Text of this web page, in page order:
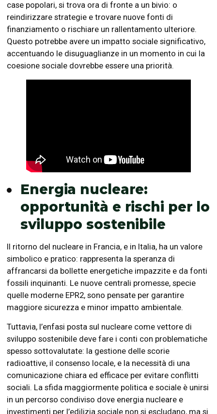
case popolari, si trova ora di fronte a un bivio: o
reindirizzare strategie e trovare nuove fonti di
finanziamento o rischiare un rallentamento ulteriore.
Questo potrebbe avere un impatto sociale significativo,
accentuando le disuguaglianze in un momento in cui la
coesione sociale dovrebbe essere una priorità.
Energia nucleare:
opportunità e rischi per lo
sviluppo sostenibile
Il ritorno del nucleare in Francia, e in Italia, ha un valore
simbolico e pratico: rappresenta la speranza di
affrancarsi da bollette energetiche impazzite e da fonti
fossili inquinanti. Le nuove centrali promesse, specie
quelle moderne EPR2, sono pensate per garantire
maggiore sicurezza e minor impatto ambientale.
Tuttavia, l’enfasi posta sul nucleare come vettore di
sviluppo sostenibile deve fare i conti con problematiche
spesso sottovalutate: la gestione delle scorie
radioattive, il consenso locale, e la necessità di una
comunicazione chiara ed efficace per evitare conflitti
sociali. La sfida maggiormente politica e sociale è unirsi
in un percorso condiviso dove energia nucleare e
investimenti per l’edilizia sociale non si escludano, ma si